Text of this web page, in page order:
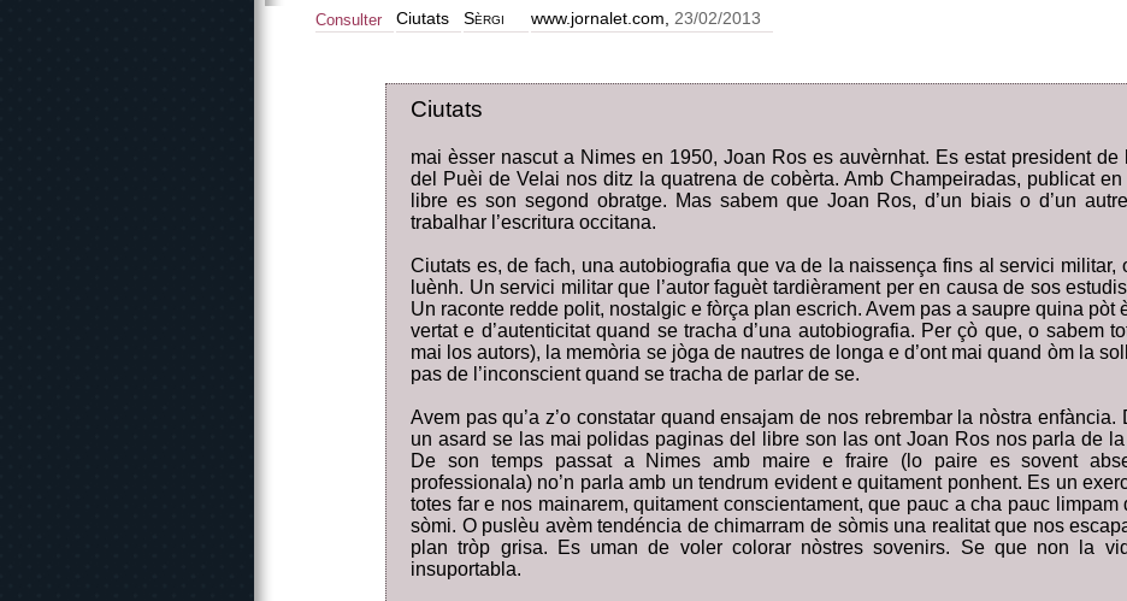
Consulter Ciutats Sèrgi www.jornalet.com, 23/02/2013
Ciutats
mai èsser nascut a Nimes en 1950, Joan Ros es auvèrnhat. Es estat president de
del Puèi de Velai nos ditz la quatrena de cobèrta. Amb Champeiradas, publicat
libre es son segond obratge. Mas sabem que Joan Ros, d’un biais o d’un
trabalhar l’escritura occitana.
Ciutats es, de fach, una autobiografia que va de la naissença fins al servici militar,
luènh. Un servici militar que l’autor faguèt tardièrament per en causa de sos
Un raconte redde polit, nostalgic e fòrça plan escrich. Avem pas a saupre quina pòt
vertat e d’autenticitat quand se tracha d’una autobiografia. Per çò que, o sabem
mai los autors), la memòria se jòga de nautres de longa e d’ont mai quand òm la
pas de l’inconscient quand se tracha de parlar de se.
Avem pas qu’a z’o constatar quand ensajam de nos rebrembar la nòstra enfància.
un asard se las mai polidas paginas del libre son las ont Joan Ros nos parla de
De son temps passat a Nimes amb maire e fraire (lo paire es sovent
professionala) no’n parla amb un tendrum evident e quitament ponhent. Es un
totes far e nos mainarem, quitament conscientament, que pauc a cha pauc limpam
sòmi. O puslèu avèm tendéncia de chimarram de sòmis una realitat que nos
plan tròp grisa. Es uman de voler colorar nòstres sovenirs. Se que non la
insuportabla.